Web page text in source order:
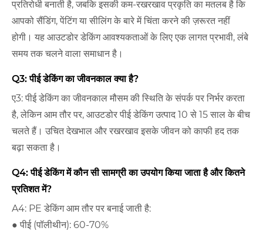
प्रतिरोधी बनाती है, जबकि इसकी कम-रखरखाव प्रकृति का मतलब है कि
आपको सैंडिंग, पेंटिंग या सीलिंग के बारे में चिंता करने की ज़रूरत नहीं
होगी। यह आउटडोर डेकिंग आवश्यकताओं के लिए एक लागत प्रभावी, लंबे
समय तक चलने वाला समाधान है।
Q3: पीई डेकिंग का जीवनकाल क्या है?
ए3: पीई डेकिंग का जीवनकाल मौसम की स्थिति के संपर्क पर निर्भर करता
है, लेकिन आम तौर पर, आउटडोर पीई डेकिंग उत्पाद 10 से 15 साल के बीच
चलते हैं। उचित देखभाल और रखरखाव इसके जीवन को काफी हद तक
बढ़ा सकता है।
Q4: पीई डेकिंग में कौन सी सामग्री का उपयोग किया जाता है और कितने
प्रतिशत में?
A4: PE डेकिंग आम तौर पर बनाई जाती है:
● पीई (पॉलीथीन): 60-70%